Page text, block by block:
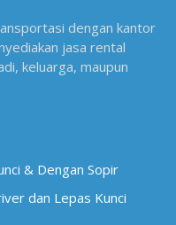
dengan kantor
jasa rental
keluarga, maupun
& Dengan Sopir
dan Lepas Kunci